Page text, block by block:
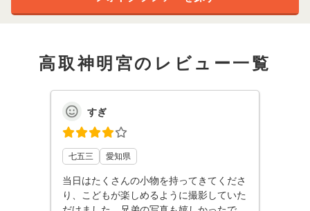
高取神明宮のレビュー一覧
すぎ
七五三 愛知県
当日はたくさんの小物を持ってきてくださ
り、こどもが楽しめるように撮影していた